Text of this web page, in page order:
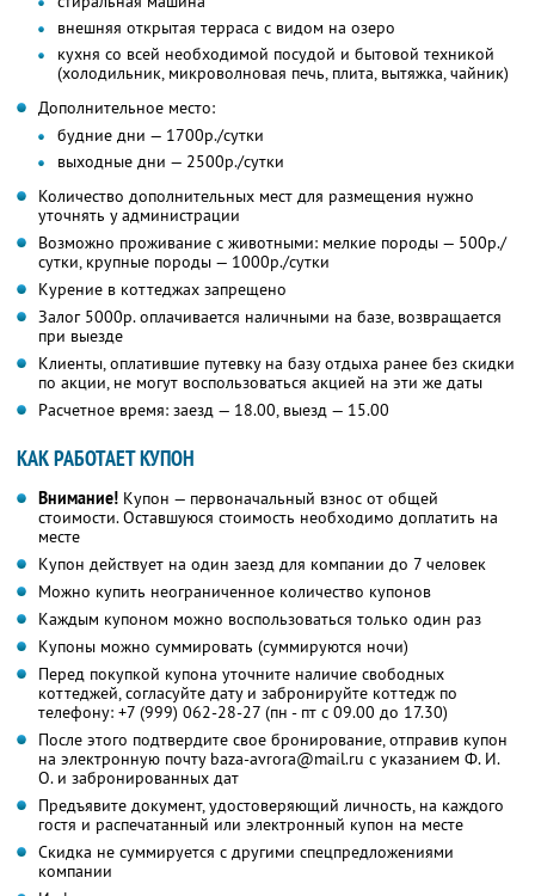
внешняя открытая терраса с видом на озеро
кухня со всей необходимой посудой и бытовой техникой
(холодильник, микроволновая печь, плита, вытяжка, чайник)
Дополнительное место:
будние дни — 1700р./сутки
выходные дни — 2500р./сутки
Количество дополнительных мест для размещения нужно
уточнять у администрации
Возможно проживание с животными: мелкие породы — 500р./
сутки, крупные породы — 1000р./сутки
Курение в коттеджах запрещено
Залог 5000р. оплачивается наличными на базе, возвращается
при выезде
Клиенты, оплатившие путевку на базу отдыха ранее без скидки
по акции, не могут воспользоваться акцией на эти же даты
Расчетное время: заезд — 18.00, выезд — 15.00
КАК РАБОТАЕТ КУПОН
Внимание! Купон — первоначальный взнос от общей
стоимости. Оставшуюся стоимость необходимо доплатить на
месте
Купон действует на один заезд для компании до 7 человек
Можно купить неограниченное количество купонов
Каждым купоном можно воспользоваться только один раз
Купоны можно суммировать (суммируются ночи)
Перед покупкой купона уточните наличие свободных
коттеджей, согласуйте дату и забронируйте коттедж по
телефону: +7 (999) 062-28-27 (пн - пт с 09.00 до 17.30)
После этого подтвердите свое бронирование, отправив купон
на электронную почту baza-avrora@mail.ru с указанием Ф. И.
О. и забронированных дат
Предъявите документ, удостоверяющий личность, на каждого
гостя и распечатанный или электронный купон на месте
Скидка не суммируется с другими спецпредложениями
компании